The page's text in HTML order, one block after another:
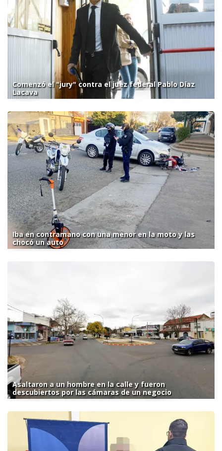
Comenzó el "jury" contra el juez federal Pablo Díaz
Lacava
Iba en contramano con una menor en la moto y las
chocó un auto
Asaltaron a un hombre en la calle y fueron
descubiertos por las cámaras de un negocio